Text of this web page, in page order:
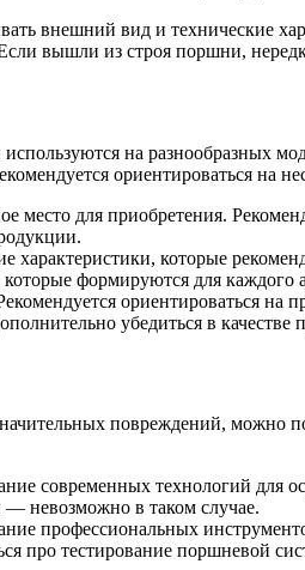
внешний вид и технические
вышли из строя поршни,
на разнообразных
ориентироваться на
место для приобретения.
характеристики, которые
которые формируются для каждого
ориентироваться на
убедиться в качестве
повреждений, можно
современных технологий для
невозможно в таком случае.
профессиональных
про тестирование поршневой